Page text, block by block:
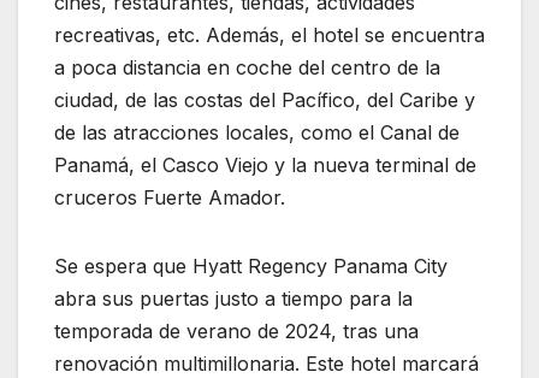
recreativas, etc. Además, el hotel se encuentra
a poca distancia en coche del centro de la
ciudad, de las costas del Pacífico, del Caribe y
de las atracciones locales, como el Canal de
Panamá, el Casco Viejo y la nueva terminal de
cruceros Fuerte Amador.
Se espera que Hyatt Regency Panama City
abra sus puertas justo a tiempo para la
temporada de verano de 2024, tras una
renovación multimillonaria. Este hotel marcará